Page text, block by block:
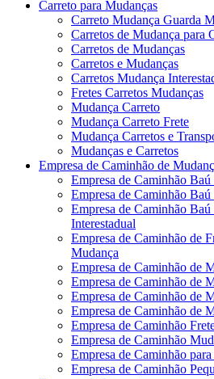
Carreto para Mudanças
Carreto Mudança Guarda
Carretos de Mudança para
Carretos de Mudanças
Carretos e Mudanças
Carretos Mudança
Fretes Carretos Mudanças
Mudança Carreto
Mudança Carreto Frete
Mudança Carretos e
Mudanças e Carretos
Empresa de Caminhão de
Empresa de Caminhão
Empresa de Caminhão
Empresa de Caminhão
Interestadual
Empresa de Caminhão de
Mudança
Empresa de Caminhão de
Empresa de Caminhão de
Empresa de Caminhão de
Empresa de Caminhão de
Empresa de Caminhão
Empresa de Caminhão
Empresa de Caminhão
Empresa de Caminhão